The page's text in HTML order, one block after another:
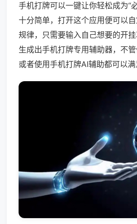
手机打牌可以一键让你轻松成为“
十分简单，打开这个应用便可以
规律，只需要输入自己想要的开
生成出手机打牌专用辅助器，不
或者使用手机打牌AI辅助都可以满